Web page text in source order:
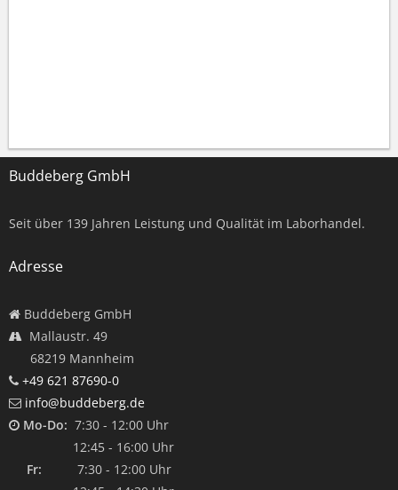
Buddeberg GmbH
Seit über 139 Jahren Leistung und Qualität im Laborhandel.
Adresse
Buddeberg GmbH
Mallaustr. 49
68219 Mannheim
+49 621 87690-0
info@buddeberg.de
Mo-Do: 7:30 - 12:00 Uhr
12:45 - 16:00 Uhr
Fr: 7:30 - 12:00 Uhr